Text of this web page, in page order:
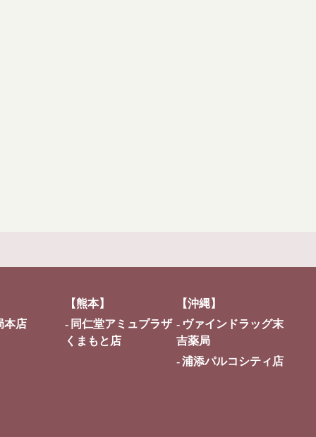
本店
【熊本】
同仁堂アミュプラザ
くまもと店
【沖縄】
ヴァインドラッグ末
吉薬局
浦添パルコシティ店